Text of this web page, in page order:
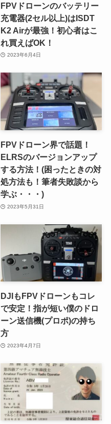
FPVドローンのバッテリー
充電器(2セル以上)はISDT
K2 Airが最強！初心者はこ
れ買えばOK！
2023年6月4日
FPVドローン界で話題！
ELRSのバージョンアップ
する方法！(困ったときの対
処方法も！筆者失敗談から
学ぶ・・・)
2023年5月31日
DJIもFPVドローンもコレ
で安定！指が短い僕のドロ
ーン送信機(プロポ)の持ち
方
2023年4月7日